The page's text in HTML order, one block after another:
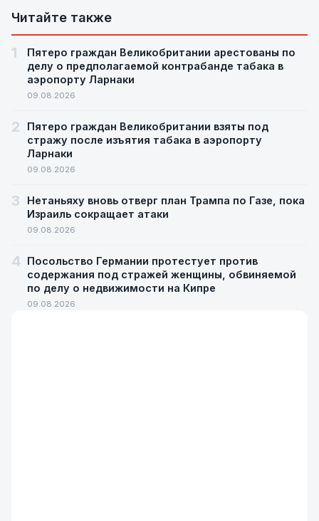
Читайте также
1
Пятеро граждан Великобритании арестованы по
делу о предполагаемой контрабанде табака в
аэропорту Ларнаки
09.08.2026
2
Пятеро граждан Великобритании взяты под
стражу после изъятия табака в аэропорту
Ларнаки
09.08.2026
3
Нетаньяху вновь отверг план Трампа по Газе, пока
Израиль сокращает атаки
09.08.2026
4
Посольство Германии протестует против
содержания под стражей женщины, обвиняемой
по делу о недвижимости на Кипре
09.08.2026